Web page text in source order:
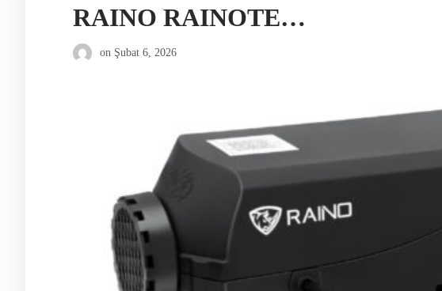
RAINO RAINOTERM 4 12V DİZEL ISITICI
on Şubat 6, 2026